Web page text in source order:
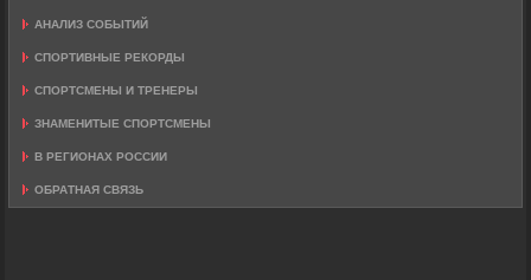
АНАЛИЗ СОБЫТИЙ
СПОРТИВНЫЕ РЕКОРДЫ
СПОРТСМЕНЫ И ТРЕНЕРЫ
ЗНАМЕНИТЫЕ СПОРТСМЕНЫ
В РЕГИОНАХ РОССИИ
ОБРАТНАЯ СВЯЗЬ